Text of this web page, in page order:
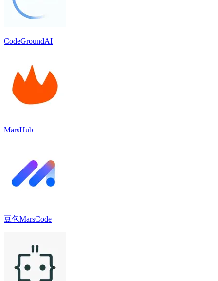
CodeGroundAI
MarsHub
豆包MarsCode